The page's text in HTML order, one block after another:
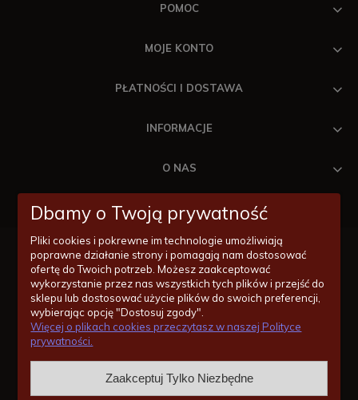
POMOC
MOJE KONTO
PŁATNOŚCI I DOSTAWA
INFORMACJE
O NAS
Masz pytania odnośnie zakupów lub konkretnych produktów?
Jesteśmy po to by Ci pomóc!
14/620-11-55
Dbamy o Twoją prywatność
Pliki cookies i pokrewne im technologie umożliwiają
poprawne działanie strony i pomagają nam dostosować
ofertę do Twoich potrzeb. Możesz zaakceptować
wykorzystanie przez nas wszystkich tych plików i przejść do
sklepu lub dostosować użycie plików do swoich preferencji,
wybierając opcję "Dostosuj zgody".
Więcej o plikach cookies przeczytasz w naszej Polityce
prywatności.
Zaakceptuj Tylko Niezbędne